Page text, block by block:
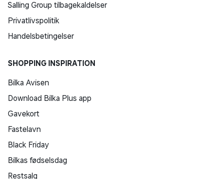
Salling Group tilbagekaldelser
Privatlivspolitik
Handelsbetingelser
SHOPPING INSPIRATION
Bilka Avisen
Download Bilka Plus app
Gavekort
Fastelavn
Black Friday
Bilkas fødselsdag
Restsalg